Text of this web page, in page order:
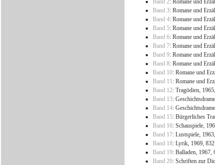
Band 3: Romane und
Band 4: Romane und
Band 5: Romane und
Band 6: Romane und
Band 7: Romane und
Band 9: Romane und
Band 8: Romane und
Band 10: Romane und
Band 11 : Romane und
Band 12: Tragödien,
Band 13:
Band 14:
Band 15: Bürgerliches
Band 16: Schauspiele,
Band 17: Lustspiele,
Band 18: Lyrik, 1969,
Band 19: Balladen, 1967,
Band 20: Schriften zur